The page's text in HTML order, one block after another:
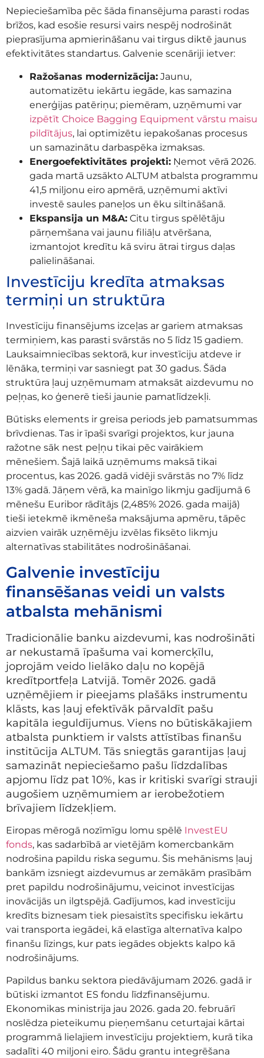
Nepieciešamība pēc šāda finansējuma parasti rodas
brīžos, kad esošie resursi vairs nespēj nodrošināt
pieprasījuma apmierināšanu vai tirgus diktē jaunus
efektivitātes standartus. Galvenie scenāriji ietver:
Ražošanas modernizācija: Jaunu,
automatizētu iekārtu iegāde, kas samazina
enerģijas patēriņu; piemēram, uzņēmumi var
izpētīt Choice Bagging Equipment vārstu maisu
pildītājus, lai optimizētu iepakošanas procesus
un samazinātu darbaspēka izmaksas.
Energoefektivitātes projekti: Ņemot vērā 2026.
gada martā uzsākto ALTUM atbalsta programmu
41,5 miljonu eiro apmērā, uzņēmumi aktīvi
investē saules paneļos un ēku siltināšanā.
Ekspansija un M&A: Citu tirgus spēlētāju
pārņemšana vai jaunu filiāļu atvēršana,
izmantojot kredītu kā sviru ātrai tirgus daļas
palielināšanai.
Investīciju kredīta atmaksas
termiņi un struktūra
Investīciju finansējums izceļas ar gariem atmaksas
termiņiem, kas parasti svārstās no 5 līdz 15 gadiem.
Lauksaimniecības sektorā, kur investīciju atdeve ir
lēnāka, termiņi var sasniegt pat 30 gadus. Šāda
struktūra ļauj uzņēmumam atmaksāt aizdevumu no
peļņas, ko ģenerē tieši jaunie pamatlīdzekļi.
Būtisks elements ir greisa periods jeb pamatsummas
brīvdienas. Tas ir īpaši svarīgi projektos, kur jauna
ražotne sāk nest peļņu tikai pēc vairākiem
mēnešiem. Šajā laikā uzņēmums maksā tikai
procentus, kas 2026. gadā vidēji svārstās no 7% līdz
13% gadā. Jāņem vērā, ka mainīgo likmju gadījumā 6
mēnešu Euribor rādītājs (2,485% 2026. gada maijā)
tieši ietekmē ikmēneša maksājuma apmēru, tāpēc
aizvien vairāk uzņēmēju izvēlas fiksēto likmju
alternatīvas stabilitātes nodrošināšanai.
Galvenie investīciju
finansēšanas veidi un valsts
atbalsta mehānismi
Tradicionālie banku aizdevumi, kas nodrošināti
ar nekustamā īpašuma vai komercķīlu,
joprojām veido lielāko daļu no kopējā
kredītportfeļa Latvijā. Tomēr 2026. gadā
uzņēmējiem ir pieejams plašāks instrumentu
klāsts, kas ļauj efektīvāk pārvaldīt pašu
kapitāla ieguldījumus. Viens no būtiskākajiem
atbalsta punktiem ir valsts attīstības finanšu
institūcija ALTUM. Tās sniegtās garantijas ļauj
samazināt nepieciešamo pašu līdzdalības
apjomu līdz pat 10%, kas ir kritiski svarīgi strauji
augošiem uzņēmumiem ar ierobežotiem
brīvajiem līdzekļiem.
Eiropas mērogā nozīmīgu lomu spēlē InvestEU
fonds, kas sadarbībā ar vietējām komercbankām
nodrošina papildu riska segumu. Šis mehānisms ļauj
bankām izsniegt aizdevumus ar zemākām prasībām
pret papildu nodrošinājumu, veicinot investīcijas
inovācijās un ilgtspējā. Gadījumos, kad investīciju
kredīts biznesam tiek piesaistīts specifisku iekārtu
vai transporta iegādei, kā elastīga alternatīva kalpo
finanšu līzings, kur pats iegādes objekts kalpo kā
nodrošinājums.
Papildus banku sektora piedāvājumam 2026. gadā ir
būtiski izmantot ES fondu līdzfinansējumu.
Ekonomikas ministrija jau 2026. gada 20. februārī
noslēdza pieteikumu pieņemšanu ceturtajai kārtai
programmā lielajiem investīciju projektiem, kurā tika
sadalīti 40 miljoni eiro. Šādu grantu integrēšana